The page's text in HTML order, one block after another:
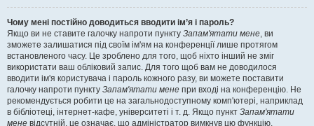
Чому мені постійно доводиться вводити ім’я і пароль?
Якщо ви не ставите галочку напроти пункту Запам'ятати мене, ви
зможете залишатися під своїм ім'ям на конференції лише протягом
встановленого часу. Це зроблено для того, щоб ніхто інший не зміг
використати ваш обліковий запис. Для того щоб вам не доводилося
вводити ім'я користувача і пароль кожного разу, ви можете поставити
галочку напроти пункту Запам'ятати мене при вході на конференцію. Не
рекомендується робити це на загальнодоступному комп'ютері, наприклад
в бібліотеці, інтернет-кафе, університеті і т. д. Якщо пункт Запам'ятати
мене відсутній, це означає, що адміністратор вимкнув цю функцію.